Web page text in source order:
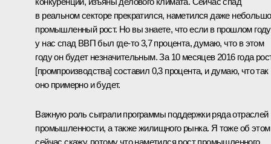
в реальном секторе прекратился, наметился даже
промышленный рост. Но вы знаете, что если в прошлом году
у нас спад ВВП был где‑то 3,7 процента, думаю, что в этом
году он будет незначительным. За 10 месяцев 2016 года
[промпроизводства] составил 0,3 процента, и думаю, что так
оно примерно и будет.
Важную роль сыграли программы поддержки ряда отраслей
промышленности, а также жилищного рынка. Я тоже об этом
сейчас скажу, потому что наметился рост промышленного